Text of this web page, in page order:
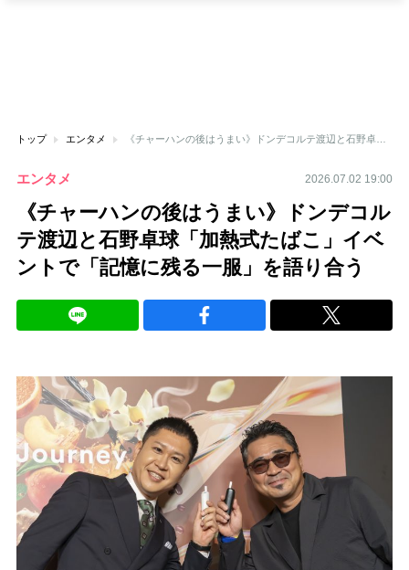
トップ エンタメ
エンタメ 2026.07.02 19:00
《チャーハンの後はうまい》ドンデコル
テ渡辺と石野卓球「加熱式たばこ」イベ
ントで「記憶に残る一服」を語り合う